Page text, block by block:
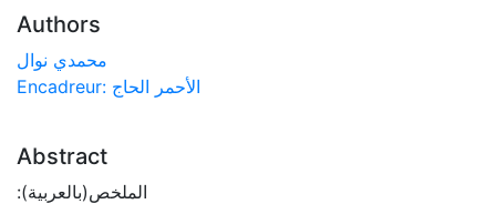
Authors
محمدي نوال
Encadreur: الأحمر الحاج
Abstract
:الملخص(بالعربية)